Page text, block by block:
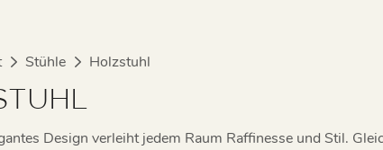
Stühle Holzstuhl
Design verleiht jedem Raum Raffinesse und Stil.